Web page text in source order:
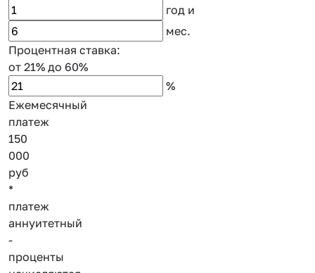
год и
мес.
Процентная ставка:
от 21% до 60%
%
Ежемесячный
платеж
150
000
руб
*
платеж
аннуитетный
-
проценты